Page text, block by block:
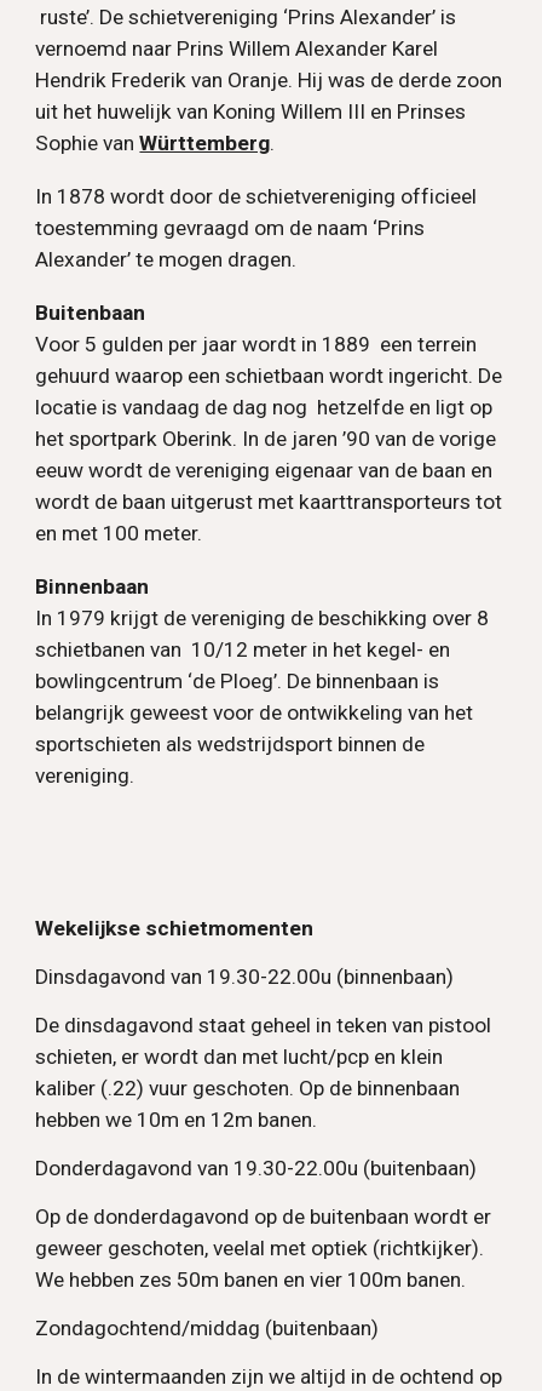
ruste’. De schietvereniging ‘Prins Alexander’ is
vernoemd naar Prins Willem Alexander Karel
Hendrik Frederik van Oranje. Hij was de derde zoon
uit het huwelijk van Koning Willem III en Prinses
Sophie van Württemberg.
In 1878 wordt door de schietvereniging officieel
toestemming gevraagd om de naam ‘Prins
Alexander’ te mogen dragen.
Buitenbaan
Voor 5 gulden per jaar wordt in 1889 een terrein
gehuurd waarop een schietbaan wordt ingericht. De
locatie is vandaag de dag nog hetzelfde en ligt op
het sportpark Oberink. In de jaren ’90 van de vorige
eeuw wordt de vereniging eigenaar van de baan en
wordt de baan uitgerust met kaarttransporteurs tot
en met 100 meter.
Binnenbaan
In 1979 krijgt de vereniging de beschikking over 8
schietbanen van 10/12 meter in het kegel- en
bowlingcentrum ‘de Ploeg’. De binnenbaan is
belangrijk geweest voor de ontwikkeling van het
sportschieten als wedstrijdsport binnen de
vereniging.
Wekelijkse schietmomenten
Dinsdagavond van 19.30-22.00u (binnenbaan)
De dinsdagavond staat geheel in teken van pistool
schieten, er wordt dan met lucht/pcp en klein
kaliber (.22) vuur geschoten. Op de binnenbaan
hebben we 10m en 12m banen.
Donderdagavond van 19.30-22.00u (buitenbaan)
Op de donderdagavond op de buitenbaan wordt er
geweer geschoten, veelal met optiek (richtkijker).
We hebben zes 50m banen en vier 100m banen.
Zondagochtend/middag (buitenbaan)
In de wintermaanden zijn we altijd in de ochtend op